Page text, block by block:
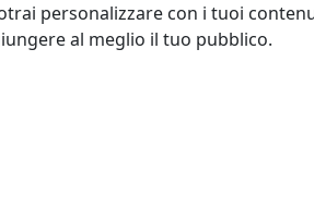
personalizzare con i tuoi
al meglio il tuo pubblico.